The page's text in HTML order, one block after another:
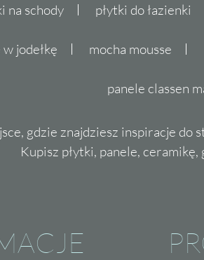
na schody płytki do łazienki
jodełkę mocha mousse
panele classen
gdzie znajdziesz inspiracje do
Kupisz płytki, panele,